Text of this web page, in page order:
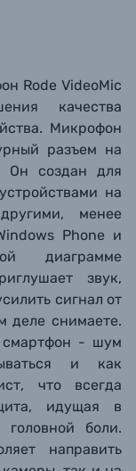
Rode VideoMic
качества
Микрофон
разъем на
Он создан для
на
менее
Phone и
диаграмме
звук,
сигнал от
деле снимаете.
смартфон - шум
и как
что всегда
идущая в
боли.
направить